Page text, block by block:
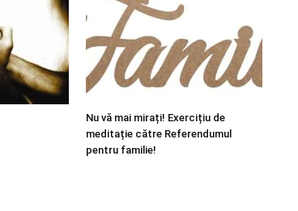
Nu vă mai mirați! Exercițiu de
meditație către Referendumul
pentru familie!